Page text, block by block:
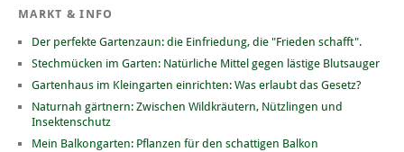
MARKT & INFO
Der perfekte Gartenzaun: die Einfriedung, die "Frieden schafft".
Stechmücken im Garten: Natürliche Mittel gegen lästige Blutsauger
Gartenhaus im Kleingarten einrichten: Was erlaubt das Gesetz?
Naturnah gärtnern: Zwischen Wildkräutern, Nützlingen und
Insektenschutz
Mein Balkongarten: Pflanzen für den schattigen Balkon